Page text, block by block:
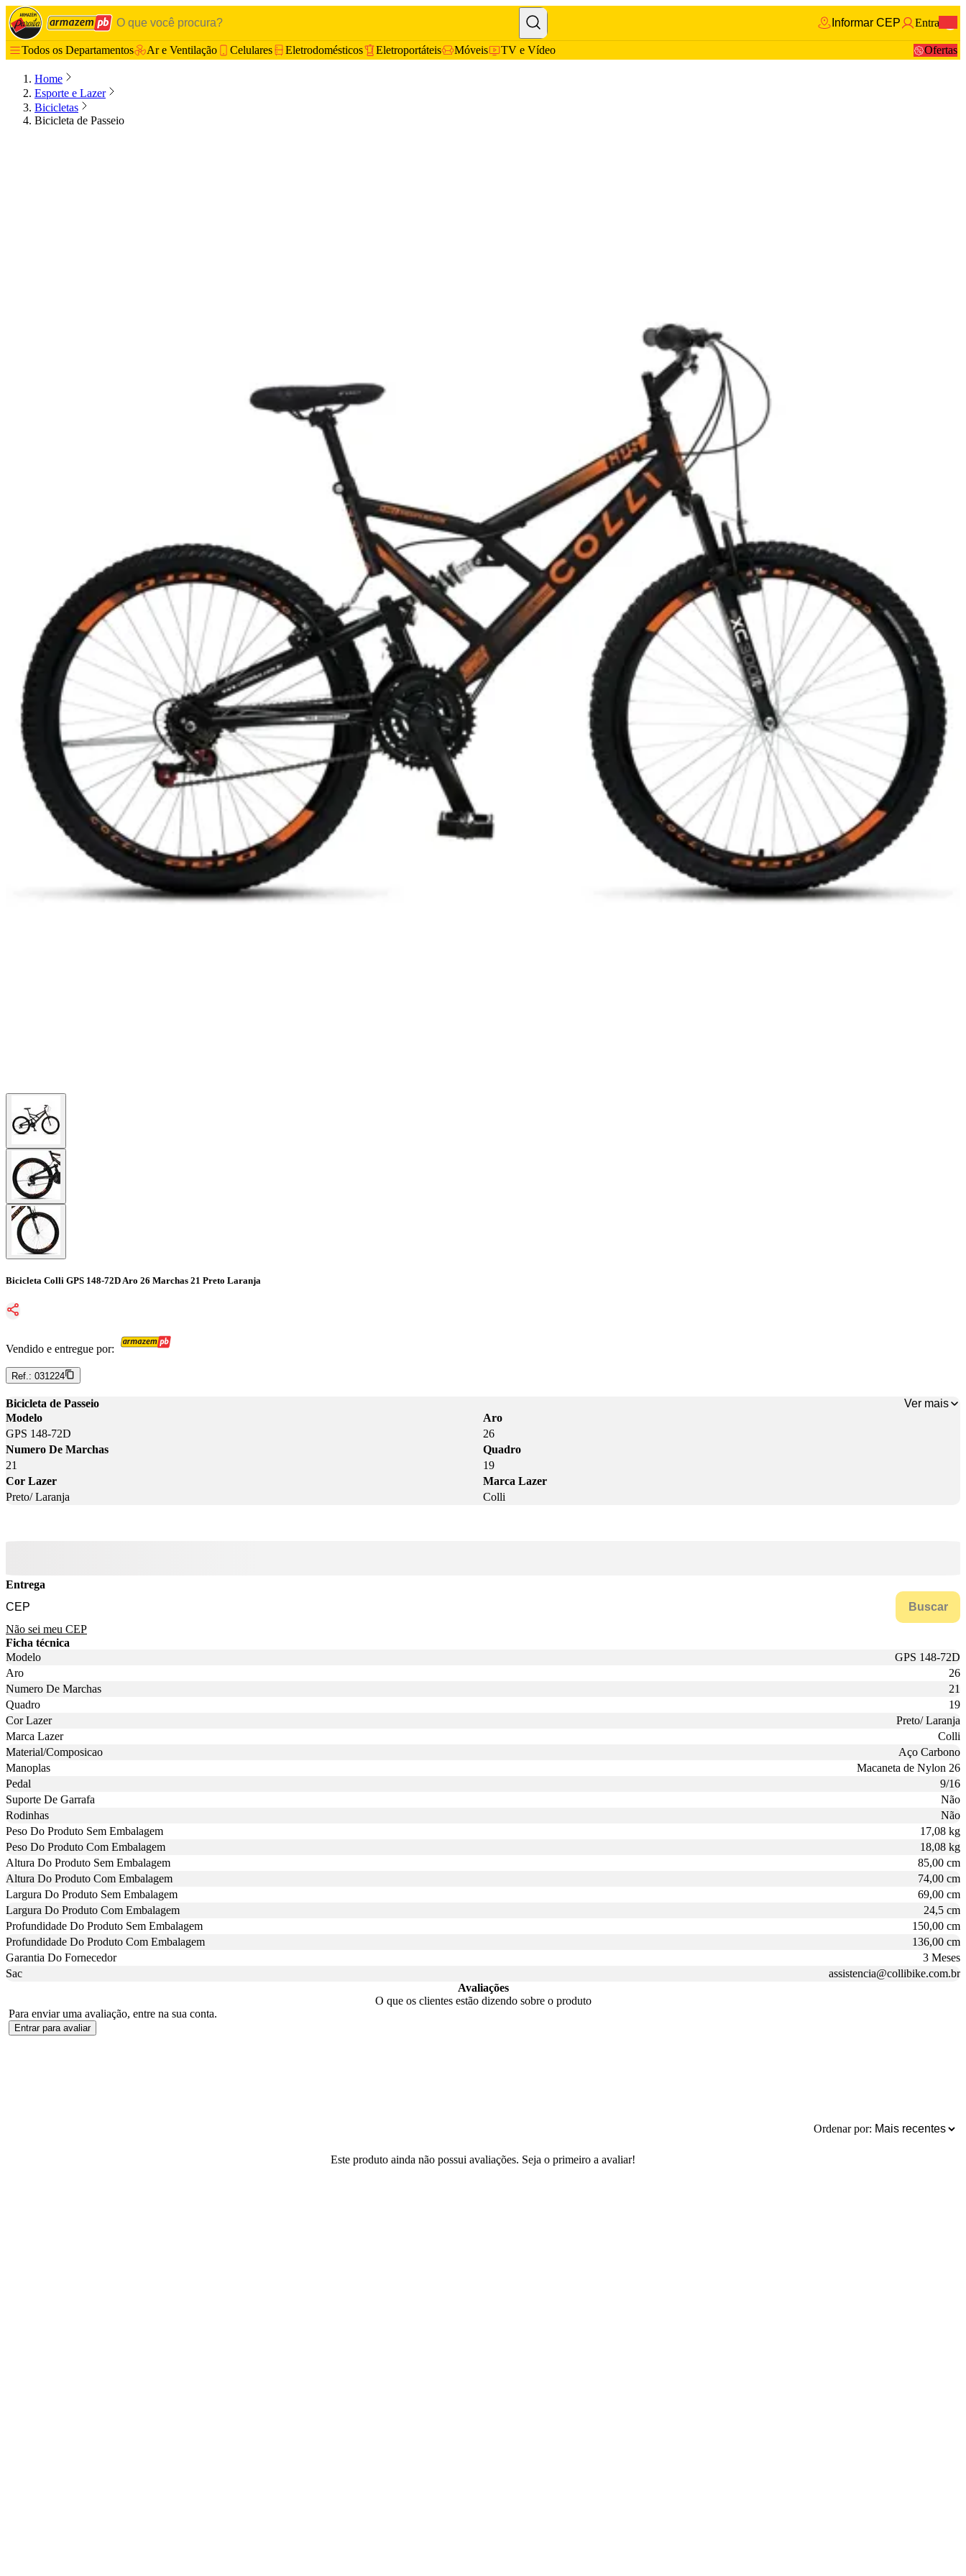
Informar CEP Entrar
Todos os Departamentos Ar e Ventilação Celulares Eletrodomésticos Eletroportáteis Móveis TV e Vídeo Ofertas
Home
Esporte e Lazer
Bicicletas
Bicicleta de Passeio
Bicicleta Colli GPS 148-72D Aro 26 Marchas 21 Preto Laranja
Vendido e entregue por:
Ref.: 031224
Bicicleta de Passeio
Ver mais
Modelo
GPS 148-72D
Aro
26
Numero De Marchas
21
Quadro
19
Cor Lazer
Preto/ Laranja
Marca Lazer
Colli
Entrega
Buscar
Não sei meu CEP
Ficha técnica
Modelo
GPS 148-72D
Aro
26
Numero De Marchas
21
Quadro
19
Cor Lazer
Preto/ Laranja
Marca Lazer
Colli
Material/Composicao
Aço Carbono
Manoplas
Macaneta de Nylon 26
Pedal
9/16
Suporte De Garrafa
Não
Rodinhas
Não
Peso Do Produto Sem Embalagem
17,08 kg
Peso Do Produto Com Embalagem
18,08 kg
Altura Do Produto Sem Embalagem
85,00 cm
Altura Do Produto Com Embalagem
74,00 cm
Largura Do Produto Sem Embalagem
69,00 cm
Largura Do Produto Com Embalagem
24,5 cm
Profundidade Do Produto Sem Embalagem
150,00 cm
Profundidade Do Produto Com Embalagem
136,00 cm
Garantia Do Fornecedor
3 Meses
Sac
assistencia@collibike.com.br
Avaliações
O que os clientes estão dizendo sobre o produto
Para enviar uma avaliação, entre na sua conta.
Entrar para avaliar
Ordenar por:
Este produto ainda não possui avaliações. Seja o primeiro a avaliar!